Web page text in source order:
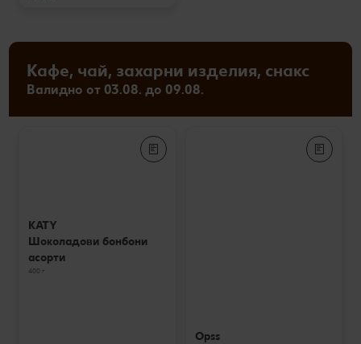
Кафе, чай, захарни изделия, снакс
Валидно от 03.08. до 09.08.
KATY
Шоколадови бонбони
асорти
400 г
Opss